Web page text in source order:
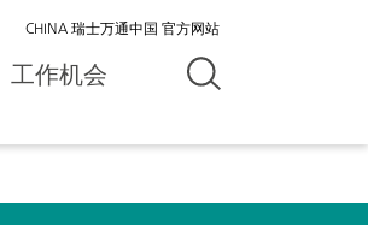
CHINA 瑞士万通中国 官方网站
工作机会